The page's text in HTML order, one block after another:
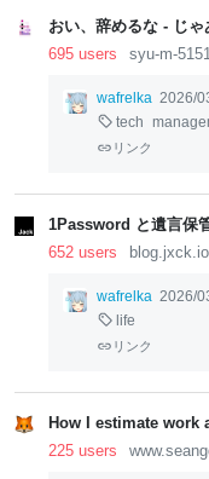
おい、辞めるな - じ
695 users
syu-m-
wafrelka 2026/
tech
リンク
1Password と遺言保
652 users
blog.jxck.io
wafrelka 2026/
life
リンク
How I estimate work
225 users